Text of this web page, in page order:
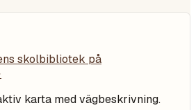
skolbibliotek på
karta med vägbeskrivning.